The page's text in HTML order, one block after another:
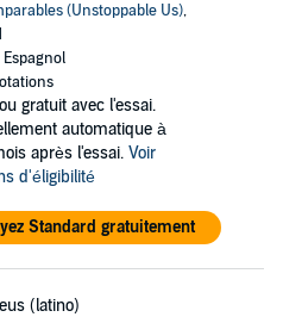
(Unstoppable Us),
Espagnol
ou gratuit avec l'essai.
automatique à
après l'essai. Voir
d'éligibilité
Standard gratuitement
(latino)